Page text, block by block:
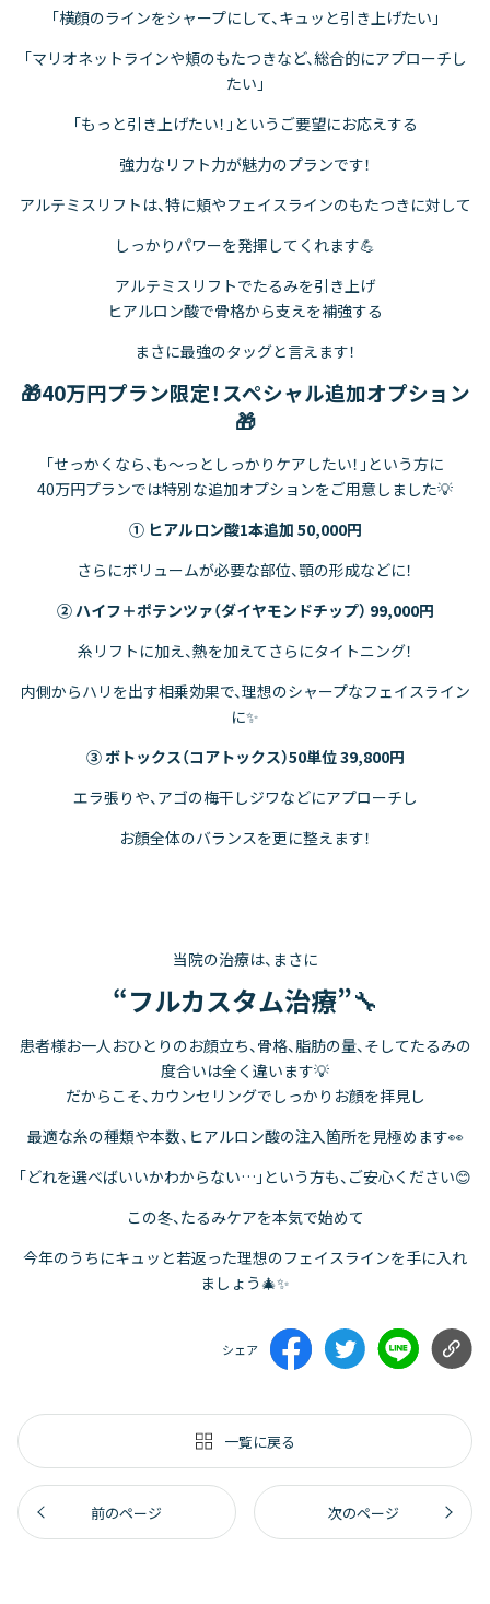
「横顔のラインをシャープにして、キュッと引き上げたい」
「マリオネットラインや頬のもたつきなど、総合的にアプローチし
たい」
「もっと引き上げたい！」というご要望にお応えする
強力なリフト力が魅力のプランです！
アルテミスリフトは、特に頬やフェイスラインのもたつきに対して
しっかりパワーを発揮してくれます💪
アルテミスリフトでたるみを引き上げ
ヒアルロン酸で骨格から支えを補強する
まさに最強のタッグと言えます！
🎁40万円プラン限定！スペシャル追加オプション
🎁
「せっかくなら、も～っとしっかりケアしたい！」という方に
40万円プランでは特別な追加オプションをご用意しました💡
① ヒアルロン酸1本追加 50,000円
さらにボリュームが必要な部位、顎の形成などに！
② ハイフ＋ポテンツァ（ダイヤモンドチップ） 99,000円
糸リフトに加え、熱を加えてさらにタイトニング！
内側からハリを出す相乗効果で、理想のシャープなフェイスライン
に✨
③ ボトックス（コアトックス）50単位 39,800円
エラ張りや、アゴの梅干しジワなどにアプローチし
お顔全体のバランスを更に整えます！
当院の治療は、まさに
“フルカスタム治療”🔧
患者様お一人おひとりのお顔立ち、骨格、脂肪の量、そしてたるみの
度合いは全く違います💡
だからこそ、カウンセリングでしっかりお顔を拝見し
最適な糸の種類や本数、ヒアルロン酸の注入箇所を見極めます👀
「どれを選べばいいかわからない…」という方も、ご安心ください😊
この冬、たるみケアを本気で始めて
今年のうちにキュッと若返った理想のフェイスラインを手に入れ
ましょう🎄✨
シェア
前のページ
一覧に戻る
次のページ